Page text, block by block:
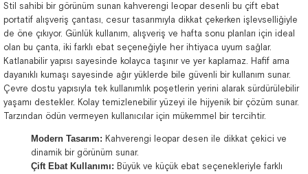
Stil sahibi bir görünüm sunan kahverengi leopar desenli bu çift ebat
portatif alışveriş çantası, cesur tasarımıyla dikkat çekerken işlevselliğiyle
de öne çıkıyor. Günlük kullanım, alışveriş ve hafta sonu planları için ideal
olan bu çanta, iki farklı ebat seçeneğiyle her ihtiyaca uyum sağlar.
Katlanabilir yapısı sayesinde kolayca taşınır ve yer kaplamaz. Hafif ama
dayanıklı kumaşı sayesinde ağır yüklerde bile güvenli bir kullanım sunar.
Çevre dostu yapısıyla tek kullanımlık poşetlerin yerini alarak sürdürülebilir
yaşamı destekler. Kolay temizlenebilir yüzeyi ile hijyenik bir çözüm sunar.
Tarzından ödün vermeyen kullanıcılar için mükemmel bir tercihtir.
Modern Tasarım: Kahverengi leopar desen ile dikkat çekici ve
dinamik bir görünüm sunar.
Çift Ebat Kullanımı: Büyük ve küçük ebat seçenekleriyle farklı